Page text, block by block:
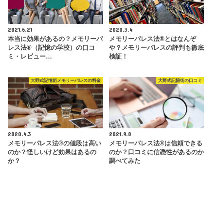
2021.6.21
本当に効果があるの？メモリーパ
レス法®︎（記憶の学校）の口コ
ミ・レビュー…
2020.3.4
メモリーパレス法®︎とはなんぞ
や？メモリーパレスの評判も徹底
検証！
大野式記憶術メモリーパレスの料金
2020.4.3
メモリーパレス法®︎の値段は高い
のか？怪しいけど効果はあるの
か？
大野式記憶術の口コミ
2021.9.8
メモリーパレス法®︎は信頼できる
のか？口コミに信憑性があるのか
調べてみた